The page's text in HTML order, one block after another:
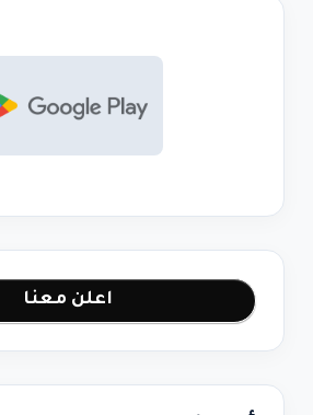
اعلن معنا